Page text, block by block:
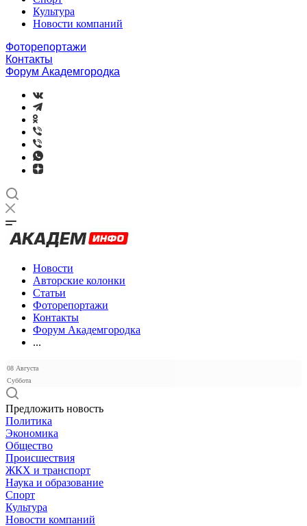
Культура
Новости компаний
Фоторепортажи
Контакты
Форум Академгородка
Новости
Авторские колонки
Статьи
Фоторепортажи
Контакты
Форум Академгородка
...
08 Августа
Суббота
Предложить новость
Политика
Экономика
Общество
Происшествия
ЖКХ и транспорт
Наука и образование
Спорт
Культура
Новости компаний